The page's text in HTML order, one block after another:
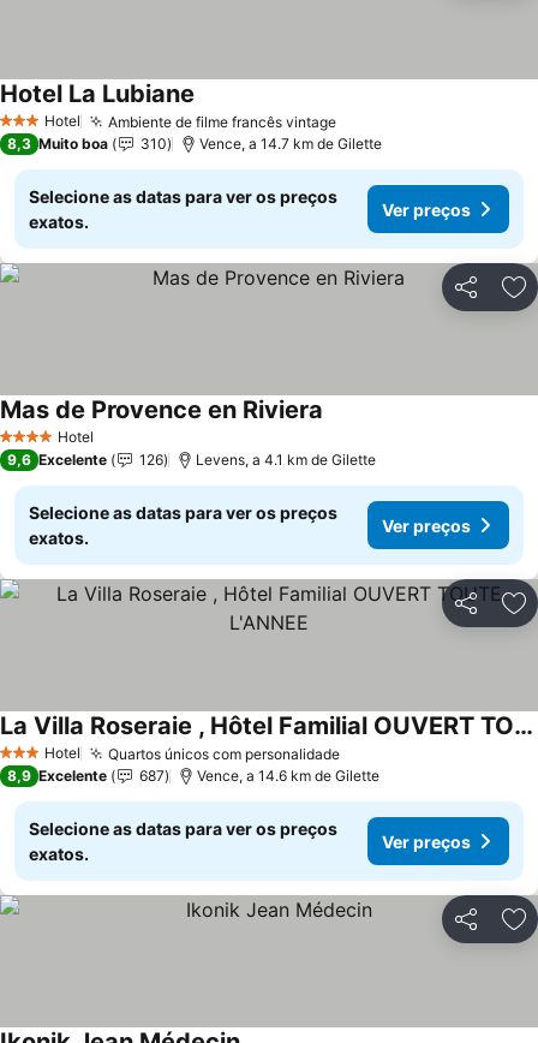
3 EstrelasHotel Ambiente de filme francês vintageVer preços
Hotel La Lubiane
8,3 Muito boa 310 Vence, a 14.7 km de Gilette
Selecione as datas para ver os preços
exatos.
Ver preços
Partilhar
4 EstrelasHotel
Mas de Provence en Riviera
9,6 Excelente 126 Levens, a 4.1 km de Gilette
Selecione as datas para ver os preços
exatos.
Ver preços
Partilhar
3 EstrelasHotel Quartos únicos com personalidadeVer preços
La Villa Roseraie , Hôtel Familial OUVERT TOUTE L'ANNEE
Ver preços
8,9 Excelente 687 Vence, a 14.6 km de Gilette
Selecione as datas para ver os preços
exatos.
Ver preços
Partilhar